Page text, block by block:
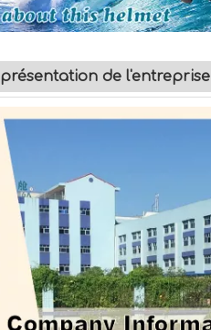
présentation de l'entreprise